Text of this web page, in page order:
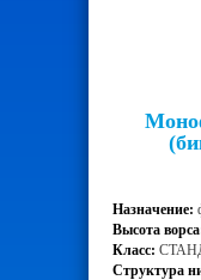
Назначение:
Высота
Класс:
Структура